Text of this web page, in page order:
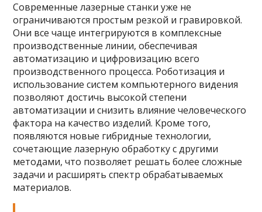
Современные лазерные станки уже не
ограничиваются простым резкой и гравировкой.
Они все чаще интегрируются в комплексные
производственные линии, обеспечивая
автоматизацию и цифровизацию всего
производственного процесса. Роботизация и
использование систем компьютерного видения
позволяют достичь высокой степени
автоматизации и снизить влияние человеческого
фактора на качество изделий. Кроме того,
появляются новые гибридные технологии,
сочетающие лазерную обработку с другими
методами, что позволяет решать более сложные
задачи и расширять спектр обрабатываемых
материалов.